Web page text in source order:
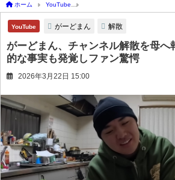
ホーム YouTube
YouTube がーどまん 解散
がーどまん、チャンネル解散を母へ
的な事実も発覚しファン驚愕
2026年3月22日 15:00